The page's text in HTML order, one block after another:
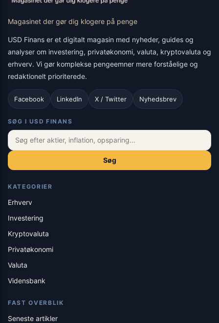
Magasinet der gør dig klogere på penge
USD Finans er et digitalt magasin med nyheder, guides og
analyser om investering, privatøkonomi, valuta, kryptovaluta og
erhverv. Vi gør komplekse pengeemner mere forståelige og
redaktionelt prioriterede.
Facebook LinkedIn X / Twitter Nyhedsbrev
SØG I USD FINANS
Søg
KATEGORIER
Erhverv
Investering
Kryptovaluta
Privatøkonomi
Valuta
Vidensbank
FAST OVERBLIK
Seneste artikler